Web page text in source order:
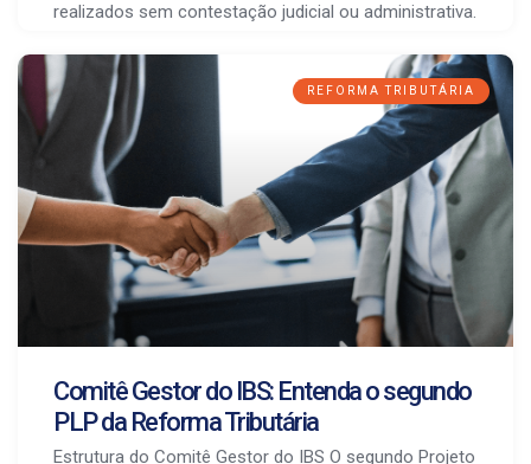
realizados sem contestação judicial ou administrativa.
REFORMA TRIBUTÁRIA
Comitê Gestor do IBS: Entenda o segundo
PLP da Reforma Tributária
Estrutura do Comitê Gestor do IBS O segundo Projeto